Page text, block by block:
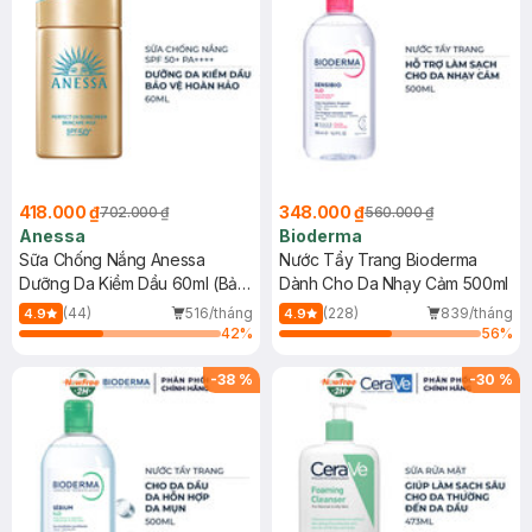
418.000 ₫702.000 ₫
Anessa
Sữa Chống Nắng Anessa
Dưỡng Da Kiềm Dầu 60ml (Bản
Mới)
4.9 (44)
516/tháng
42%
348.000 ₫560.000 ₫
Bioderma
Nước Tẩy Trang Bioderma
Dành Cho Da Nhạy Cảm 500ml
4.9 (228)
839/tháng
56%
-38 % -30 %